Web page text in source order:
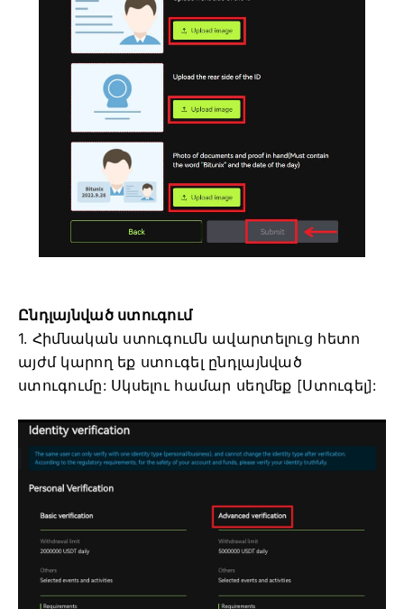
Ընդլայնված ստուգում
1. Հիմնական ստուգումն ավարտելուց հետո
այժմ կարող եք ստուգել ընդլայնված
ստուգումը: Սկսելու համար սեղմեք [Ստուգել]: